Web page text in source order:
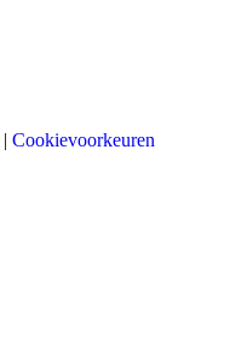
| Cookievoorkeuren